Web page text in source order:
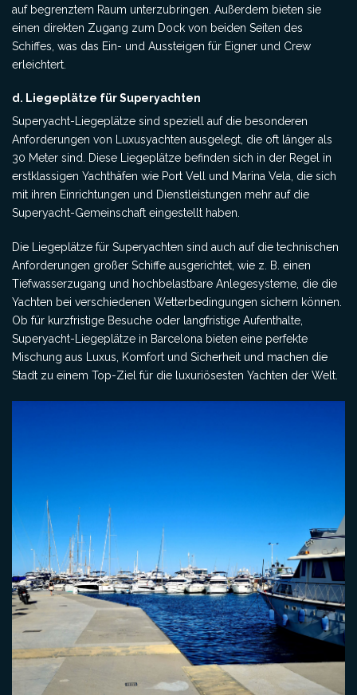
auf begrenztem Raum unterzubringen. Außerdem bieten sie
einen direkten Zugang zum Dock von beiden Seiten des
Schiffes, was das Ein- und Aussteigen für Eigner und Crew
erleichtert.
d. Liegeplätze für Superyachten
Superyacht-Liegeplätze sind speziell auf die besonderen
Anforderungen von Luxusyachten ausgelegt, die oft länger als
30 Meter sind. Diese Liegeplätze befinden sich in der Regel in
erstklassigen Yachthäfen wie Port Vell und Marina Vela, die sich
mit ihren Einrichtungen und Dienstleistungen mehr auf die
Superyacht-Gemeinschaft eingestellt haben.
Die Liegeplätze für Superyachten sind auch auf die technischen
Anforderungen großer Schiffe ausgerichtet, wie z. B. einen
Tiefwasserzugang und hochbelastbare Anlegesysteme, die die
Yachten bei verschiedenen Wetterbedingungen sichern können.
Ob für kurzfristige Besuche oder langfristige Aufenthalte,
Superyacht-Liegeplätze in Barcelona bieten eine perfekte
Mischung aus Luxus, Komfort und Sicherheit und machen die
Stadt zu einem Top-Ziel für die luxuriösesten Yachten der Welt.